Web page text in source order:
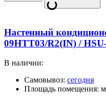
Настенный
09HTT03/R2(IN) /
В наличии:
Самовывоз: сегодня
Площадь помещения: